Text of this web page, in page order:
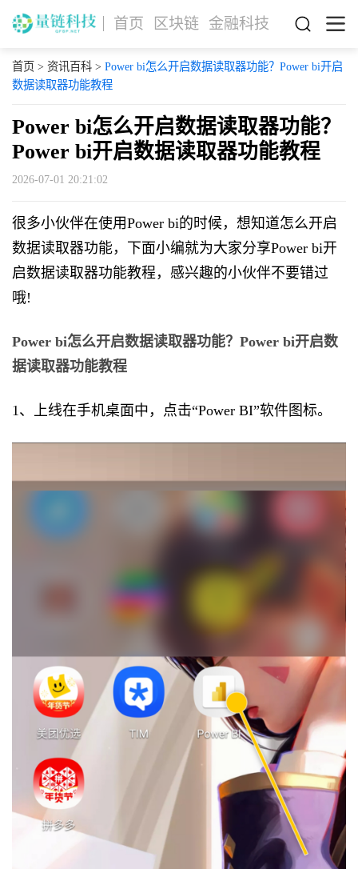
首页 区块链 金融科技
首页 > 资讯百科> Power bi怎么开启数据读取器功能？Power bi开启
数据读取器功能教程
Power bi怎么开启数据读取器功能？
Power bi开启数据读取器功能教程
2026-07-01 20:21:02
很多小伙伴在使用Power bi的时候，想知道怎么开启
数据读取器功能，下面小编就为大家分享Power bi开
启数据读取器功能教程，感兴趣的小伙伴不要错过
哦!
Power bi怎么开启数据读取器功能？Power bi开启数
据读取器功能教程
1、上线在手机桌面中，点击“Power BI”软件图标。